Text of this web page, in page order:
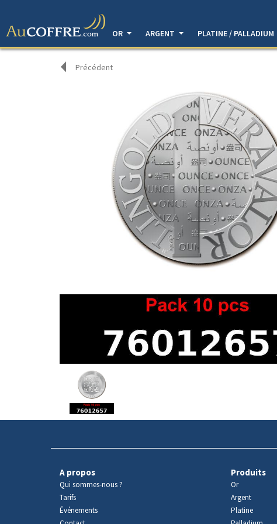
OR
ARGENT PLATINE / PALLADIUM
Précédent
produit
A propos
Qui sommes-nous ?
Tarifs
Événements
Produits
Or
Argent
Platine